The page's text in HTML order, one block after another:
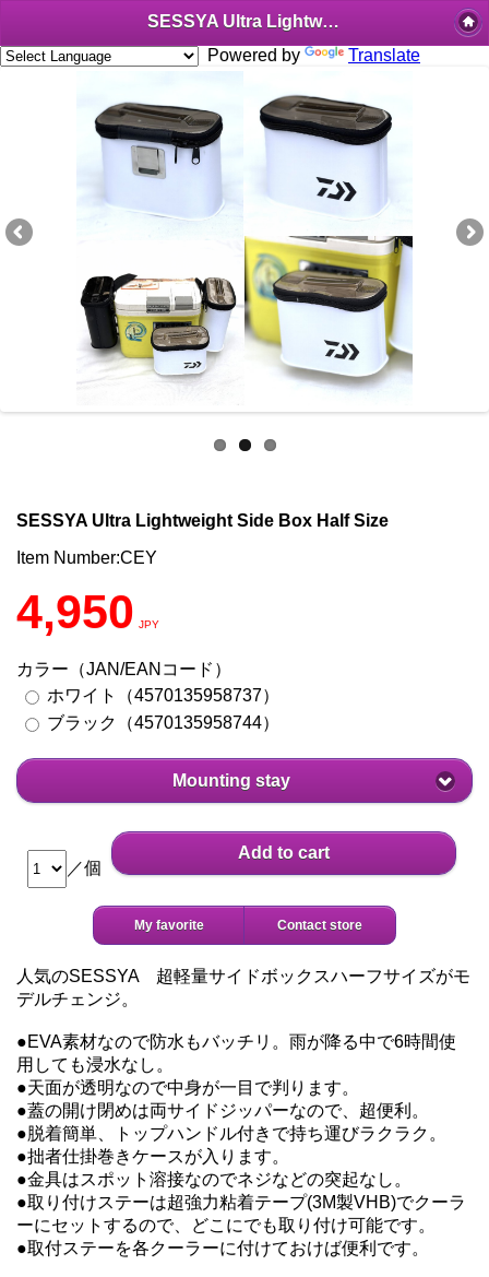
SESSYA Ultra Lightweight Side Box Half Size
Powered by
Translate
SESSYA Ultra Lightweight Side Box Half Size
Item Number:CEY
4,950 JPY
カラー（JAN/EANコード）
ホワイト（4570135958737）
ブラック（4570135958744）
Mounting stay
／個
Add to cart
My favorite Contact store
人気のSESSYA 超軽量サイドボックスハーフサイズがモ
デルチェンジ。
●EVA素材なので防水もバッチリ。雨が降る中で6時間使
用しても浸水なし。
●天面が透明なので中身が一目で判ります。
●蓋の開け閉めは両サイドジッパーなので、超便利。
●脱着簡単、トップハンドル付きで持ち運びラクラク。
●拙者仕掛巻きケースが入ります。
●金具はスポット溶接なのでネジなどの突起なし。
●取り付けステーは超強力粘着テープ(3M製VHB)でクーラ
ーにセットするので、どこにでも取り付け可能です。
●取付ステーを各クーラーに付けておけば便利です。